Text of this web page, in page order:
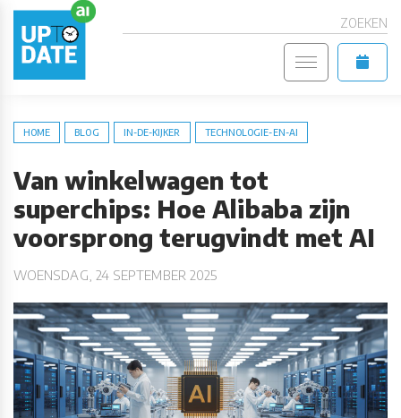
ZOEKEN
HOME BLOG IN-DE-KIJKER TECHNOLOGIE-EN-AI
Van winkelwagen tot
superchips: Hoe Alibaba zijn
voorsprong terugvindt met AI
WOENSDAG, 24 SEPTEMBER 2025